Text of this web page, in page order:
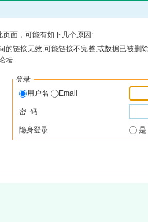
面，可能有如下几个原因:
的链接无效,可能链接不完整,或数据已被删
坛
登录
用户名
Email
密 码
隐身登录